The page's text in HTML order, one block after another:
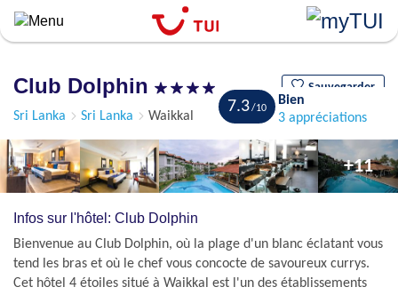
Aller
principal
Club Dolphin Sauvegarder
Sri Lanka Sri Lanka Waikkal
7.3
Bien
3 appréciations
+11
Infos sur l'hôtel: Club Dolphin
Bienvenue au Club Dolphin, où la plage d'un blanc éclatant vous
tend les bras et où le chef vous concocte de savoureux currys.
Cet hôtel 4 étoiles situé à Waikkal est l'un des établissements